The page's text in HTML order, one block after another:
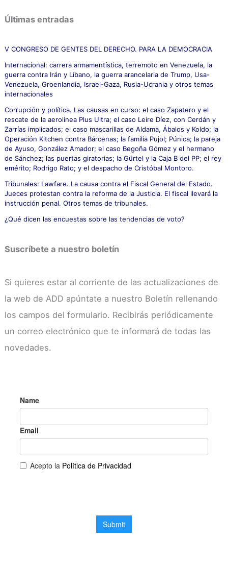
c
a
p
r
:
Últimas entradas
V CONGRESO DE GENTES DEL DERECHO. PARA LA DEMOCRACIA
Internacional: carrera armamentística, terremoto en Venezuela, la
guerra contra Irán y Líbano, la guerra arancelaria de Trump, Usa-
Venezuela, Groenlandia, Israel-Gaza, Rusia-Ucrania y otros temas
internacionales
Corrupción y política. Las causas en curso: el caso Zapatero y el
rescate de la aerolínea Plus Ultra; el caso Leire Díez, con Cerdán y
Zarrías implicados; el caso mascarillas de Aldama, Ábalos y Koldo; la
Operación Kitchen contra Bárcenas; la familia Pujol; Púnica; la pareja
de Ayuso, González Amador; el caso Begoña Gómez y el hermano
de Sánchez; las puertas giratorias; la Gürtel y la Caja B del PP; el rey
emérito; Rodrigo Rato; y el despacho de Cristóbal Montoro.
Tribunales: Lawfare. La causa contra el Fiscal General del Estado.
Jueces protestan contra la reforma de la Justicia. El fiscal llevará la
instrucción penal. Otros temas de tribunales.
¿Qué dicen las encuestas sobre las tendencias de voto?
Suscríbete a nuestro boletín
Si quieres estar al corriente de las actualizaciones de
la web de ADD apúntate a nuestro Boletín rellenando
los campos del formulario. Recibirás periódicamente
un correo electrónico que te informará de todas las
novedades.